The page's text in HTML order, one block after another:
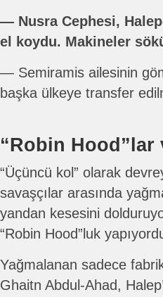
― Nusra Cephesi,
el koydu. Makineler
― Semiramis ailesinin
başka ülkeye transfer
“Robin Hood”lar
“Üçüncü kol” olarak
savaşçılar arasında
yandan kesesini
“Robin Hood”luk
Yağmalanan sadece
Ghaitn Abdul-Ahad,